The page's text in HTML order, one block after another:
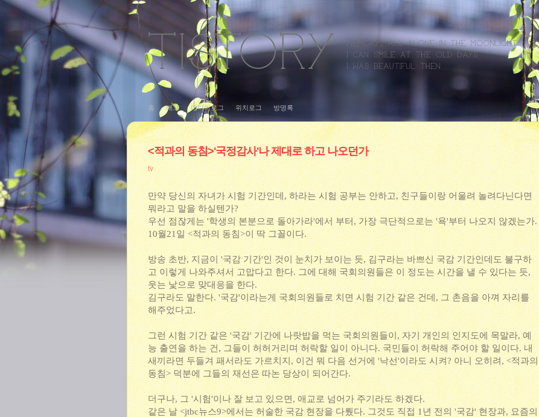
홈 태그 미디어로그 위치로그 방명록
<적과의 동침>'국정감사'나 제대로 하고 나오던가
tv
만약 당신의 자녀가 시험 기간인데, 하라는 시험 공부는 안하고, 친구들이랑 어울려 놀려다닌다면
뭐라고 말을 하실텐가?
우선 점잖게는 '학생의 본분으로 돌아가라'에서 부터, 가장 극단적으로는 '욕'부터 나오지 않겠는가.
10월21일 <적과의 동침>이 딱 그꼴이다.
방송 초반, 지금이 '국감 기간'인 것이 눈치가 보이는 듯, 김구라는 바쁘신 국감 기간인데도 불구하
고 이렇게 나와주셔서 고맙다고 한다. 그에 대해 국회의원들은 이 정도는 시간을 낼 수 있다는 듯,
웃는 낯으로 맞대응을 한다.
김구라도 말한다. '국감'이라는게 국회의원들로 치면 시험 기간 같은 건데, 그 촌음을 아껴 자리를
해주었다고.
그런 시험 기간 같은 '국감' 기간에 나랏밥을 먹는 국회의원들이, 자기 개인의 인지도에 목말라, 예
능 출연을 하는 건, 그들이 허허거리며 허락할 일이 아니다. 국민들이 허락해 주어야 할 일이다. 내
새끼라면 두들겨 패서라도 가르치지, 이건 뭐 다음 선거에 '낙선'이라도 시켜? 아니 오히려, <적과의
동침> 덕분에 그들의 재선은 따논 당상이 되어간다.
더구나, 그 '시험'이나 잘 보고 있으면, 애교로 넘어가 주기라도 하겠다.
같은 날 <jtbc뉴스9>에서는 허술한 국감 현장을 다뤘다. 그것도 직접 1년 전의 '국감' 현장과, 요즘의